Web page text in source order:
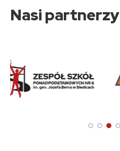
Nasi partnerzy